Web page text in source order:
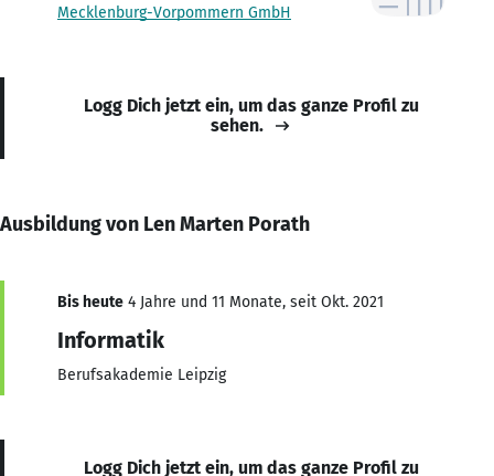
Mecklenburg-Vorpommern GmbH
Logg Dich jetzt ein, um das ganze Profil zu
sehen.
Ausbildung von Len Marten Porath
Bis heute 4 Jahre und 11 Monate, seit Okt. 2021
Informatik
Berufsakademie Leipzig
Logg Dich jetzt ein, um das ganze Profil zu